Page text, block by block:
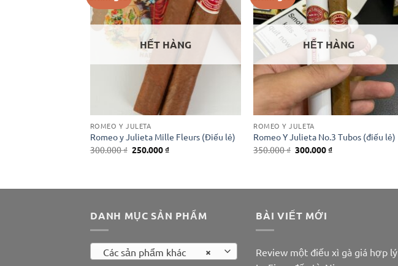
HẾT HÀNG
ROMEO Y JULETA
Romeo y Julieta Mille Fleurs (Điếu lẻ)
300.000₫ Giá
250.000₫Giá
HẾT HÀNG
ROMEO Y JULETA
Romeo Y Julieta No.3 Tubos (điếu lẻ)
350.000₫ Giá
300.000₫Giá
DANH MỤC SẢN PHẨM
×
Các sản phẩm khác
BÀI VIẾT MỚI
Review một điếu xì gà giá hợp lý